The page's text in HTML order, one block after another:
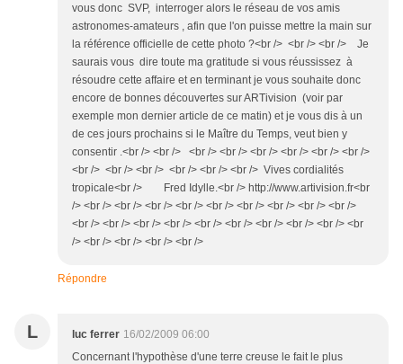
vous donc SVP, interroger alors le réseau de vos amis
astronomes-amateurs , afin que l'on puisse mettre la main sur
la référence officielle de cette photo ?<br /> <br /> <br /> Je
saurais vous dire toute ma gratitude si vous réussissez à
résoudre cette affaire et en terminant je vous souhaite donc
encore de bonnes découvertes sur ARTivision (voir par
exemple mon dernier article de ce matin) et je vous dis à un
de ces jours prochains si le Maître du Temps, veut bien y
consentir .<br /> <br /> <br /> <br /> <br /> <br /> <br /> <br />
<br /> <br /> <br /> <br /> <br /> <br /> Vives cordialités
tropicale<br /> Fred Idylle.<br /> http://www.artivision.fr<br
/> <br /> <br /> <br /> <br /> <br /> <br /> <br /> <br /> <br />
<br /> <br /> <br /> <br /> <br /> <br /> <br /> <br /> <br /> <br
/> <br /> <br /> <br /> <br />
Répondre
L luc ferrer 16/02/2009 06:00
Concernant l'hypothèse d'une terre creuse le fait le plus